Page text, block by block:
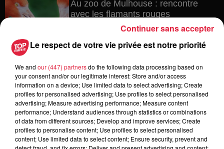
Au zoo de Mulhouse : rencontre
avec les flamants rouges
Les dernières infos sur la venue du
pape à Metz en septembre
5 août 2026
Europa-Park : des précisons sur
Le respect de votre vie privée est notre priorité
We and our (447) partnersdo the following data processing based on
your consent and/or our legitimate interest: Store and/or access
information on a device; Use limited data to select advertising; Create
profiles for personalised advertising; Use profiles to select personalised
advertising; Measure advertising performance; Measure content
performance; Understand audiences through statistics or combinations
of data from different sources; Develop and improve services; Create
profiles to personalise content; Use profiles to select personalised
content; Use limited data to select content; Ensure security, prevent and
Continuer sans accepter